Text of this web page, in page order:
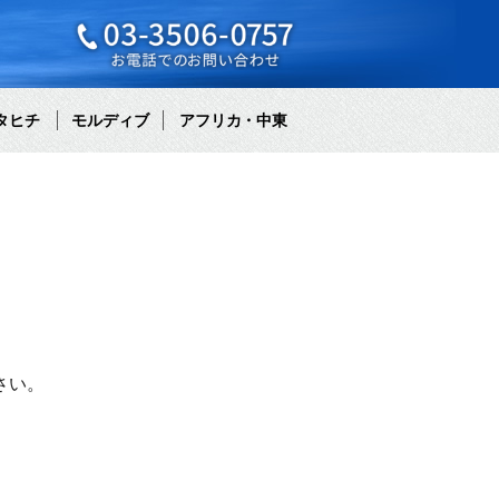
ヒチ モルディブ アフリカ・中東
。